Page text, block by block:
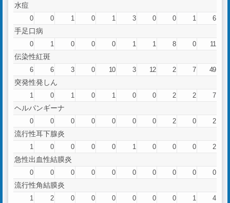
水痘
0 0 1 0 1 3 0 0 1 6
手足口病
0 1 0 0 0 1 1 8 0 11
伝染性紅斑
6 6 3 0 10 3 12 2 7 49
突発性発しん
1 0 1 0 1 0 0 2 2 7
ヘルパンギーナ
0 0 0 0 0 0 0 2 0 2
流行性耳下腺炎
1 0 0 0 0 1 0 0 0 2
急性出血性結膜炎
0 0 0 0 0 0 0 0 0 0
流行性角結膜炎
1 2 0 0 0 0 0 0 1 4